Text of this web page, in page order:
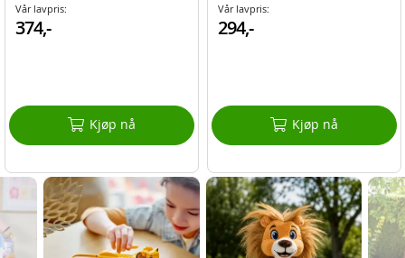
Vår lavpris:
374,-
Kjøp nå
Vår lavpris:
294,-
Kjøp nå